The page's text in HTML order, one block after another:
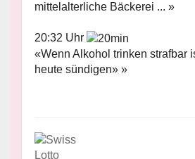
mittelalterliche Bäckerei ... »
20:32 Uhr
«Wenn Alkohol trinken strafbar
heute sündigen» »